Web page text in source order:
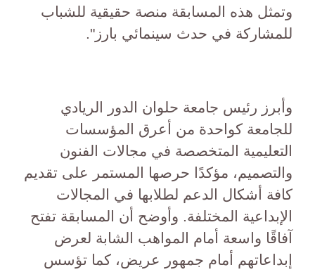
وتمثل هذه المسابقة منصة حقيقية للشباب
للمشاركة في حدث سينمائي بارز".
وأبرز رئيس جامعة حلوان الدور الريادي
للجامعة كواحدة من أعرق المؤسسات
التعليمية المتخصصة في مجالات الفنون
والتصميم، مؤكدًا حرصها المستمر على تقديم
كافة أشكال الدعم لطلابها في المجالات
الإبداعية المختلفة. وأوضح أن المسابقة تفتح
آفاقًا واسعة أمام المواهب الشابة لعرض
إبداعاتهم أمام جمهور عريض، كما تؤسس